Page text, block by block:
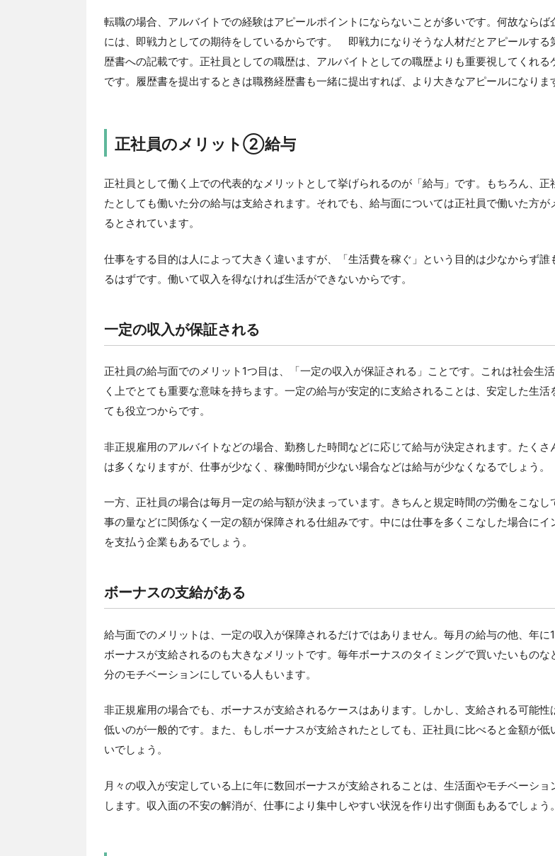
転職の場合、アルバイトでの経験はアピールポイントにならないことが多いです。何故ならば
には、即戦力としての期待をしているからです。 即戦力になりそうな人材だとアピールする
歴書への記載です。正社員としての職歴は、アルバイトとしての職歴よりも重要視してくれる
です。履歴書を提出するときは職務経歴書も一緒に提出すれば、より大きなアピールになりま
正社員のメリット②給与
正社員として働く上での代表的なメリットとして挙げられるのが「給与」です。もちろん、正
たとしても働いた分の給与は支給されます。それでも、給与面については正社員で働いた方が
るとされています。
仕事をする目的は人によって大きく違いますが、「生活費を稼ぐ」という目的は少なからず誰
るはずです。働いて収入を得なければ生活ができないからです。
一定の収入が保証される
正社員の給与面でのメリット1つ目は、「一定の収入が保証される」ことです。これは社会生
く上でとても重要な意味を持ちます。一定の給与が安定的に支給されることは、安定した生活
ても役立つからです。
非正規雇用のアルバイトなどの場合、勤務した時間などに応じて給与が決定されます。たくさ
は多くなりますが、仕事が少なく、稼働時間が少ない場合などは給与が少なくなるでしょう。
一方、正社員の場合は毎月一定の給与額が決まっています。きちんと規定時間の労働をこなし
事の量などに関係なく一定の額が保障される仕組みです。中には仕事を多くこなした場合にイ
を支払う企業もあるでしょう。
ボーナスの支給がある
給与面でのメリットは、一定の収入が保障されるだけではありません。毎月の給与の他、年に1
ボーナスが支給されるのも大きなメリットです。毎年ボーナスのタイミングで買いたいものな
分のモチベーションにしている人もいます。
非正規雇用の場合でも、ボーナスが支給されるケースはあります。しかし、支給される可能性
低いのが一般的です。また、もしボーナスが支給されたとしても、正社員に比べると金額が低
いでしょう。
月々の収入が安定している上に年に数回ボーナスが支給されることは、生活面やモチベーショ
します。収入面の不安の解消が、仕事により集中しやすい状況を作り出す側面もあるでしょう。